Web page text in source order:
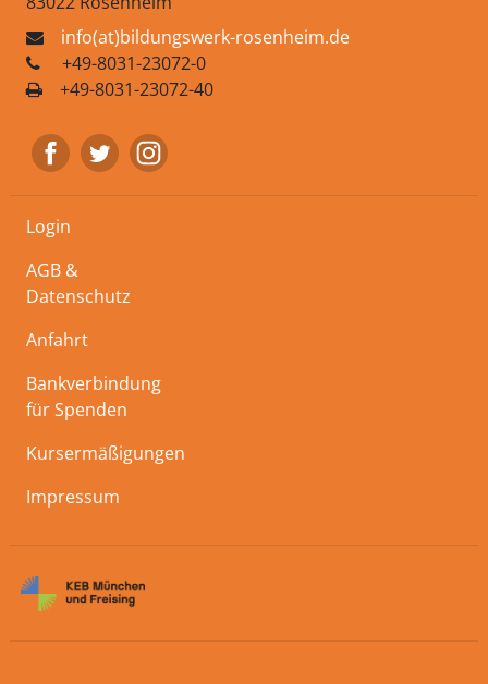
info(at)bildungswerk-rosenheim.de
+49-8031-23072-0
+49-8031-23072-40
Login
AGB &
Datenschutz
Anfahrt
Bankverbindung
für Spenden
Kursermäßigungen
Impressum